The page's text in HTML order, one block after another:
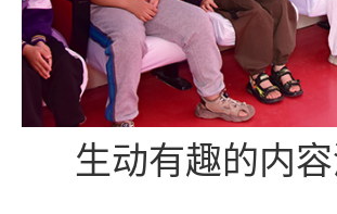
生动有趣的内